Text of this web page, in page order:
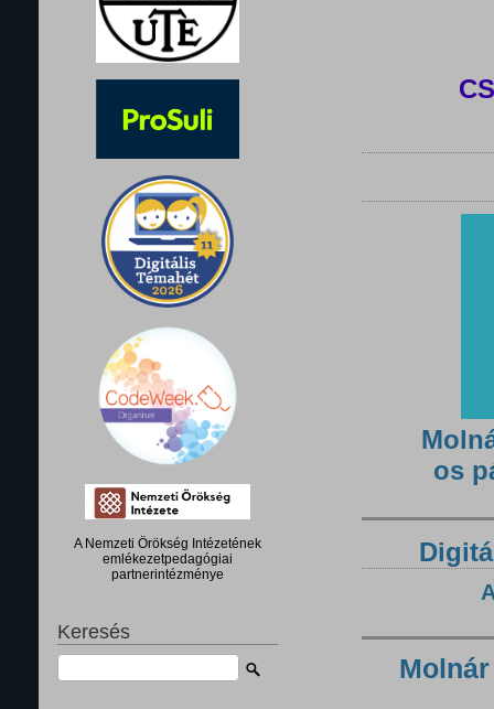
A Nemzeti Örökség Intézetének
emlékezetpedagógiai
partnerintézménye
Keresés
os